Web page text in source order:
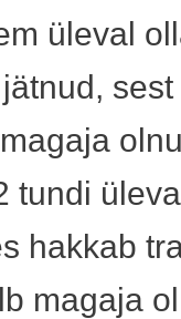
üleval
tundi
hakkab
magaja